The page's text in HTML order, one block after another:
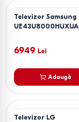
Televizor Samsung
UE43U8000HUXUA
6949 Lei
Adaugă
Televizor LG